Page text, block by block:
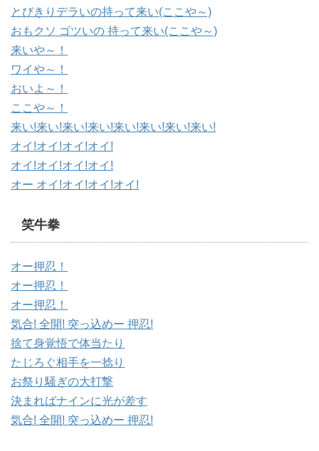
とびきりデラいの持って来い(ここや～)
おもクソ ゴツいの 持って来い(ここや～)
来いや～！
ワイや～！
おいよ～！
ここや～！
来い!来い!来い!来い!来い!来い!来い!来い!
オイ!オイ!オイ!オイ!
オイ!オイ!オイ!オイ!
オー オイ!オイ!オイ!オイ!
笑牛拳
オー押忍！
オー押忍！
オー押忍！
気合! 全開! 突っ込めー 押忍!
捨て身覚悟で体当たり
たじろぐ相手を一捻り
お祭り騒ぎの大打撃
決まればナインに光が差す
気合! 全開! 突っ込めー 押忍!